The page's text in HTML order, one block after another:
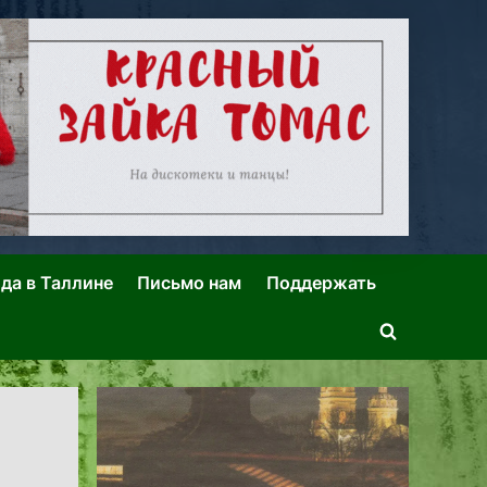
в Таллине Письмо нам Поддержать
Toggle
search
form